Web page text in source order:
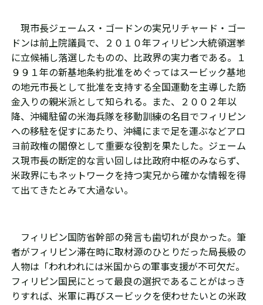
現市長ジェームス・ゴードンの実兄リチャード・ゴー
ドンは前上院議員で、２０１０年フィリピン大統領選挙
に立候補し落選したものの、比政界の実力者である。１
９９１年の新基地条約批准をめぐってはスービック基地
の地元市長として批准を支持する全国運動を主導した筋
金入りの親米派として知られる。また、２００２年以
降、沖縄駐留の米海兵隊を移動訓練の名目でフィリピン
への移駐を促すにあたり、沖縄にまで足を運ぶなどアロ
ヨ前政権の閣僚として重要な役割を果たした。ジェーム
ス現市長の断定的な言い回しは比政府中枢のみならず、
米政界にもネットワークを持つ実兄から確かな情報を得
て出てきたとみて大過ない。
フィリピン国防省幹部の発言も歯切れが良かった。筆
者がフィリピン滞在時に取材源のひとりだった局長級の
人物は「われわれには米国からの軍事支援が不可欠だ。
フィリピン国民にとって最良の選択であることがはっき
りすれば、米軍に再びスービックを使わせたいとの米政